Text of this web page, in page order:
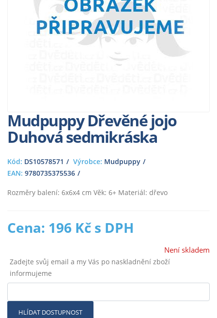
Mudpuppy Dřevěné jojo
Duhová sedmikráska
Kód: DS10578571 Výrobce: Mudpuppy
EAN: 9780735375536
Rozměry balení: 6x6x4 cm Věk: 6+ Materiál: dřevo
Cena: 196 Kč s DPH
Není skladem
Zadejte svůj email a my Vás po naskladnění zboží
informujeme
HLÍDAT DOSTUPNOST